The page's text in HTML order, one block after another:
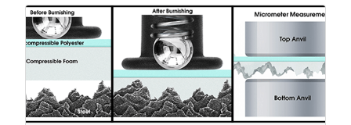
Meer informatie